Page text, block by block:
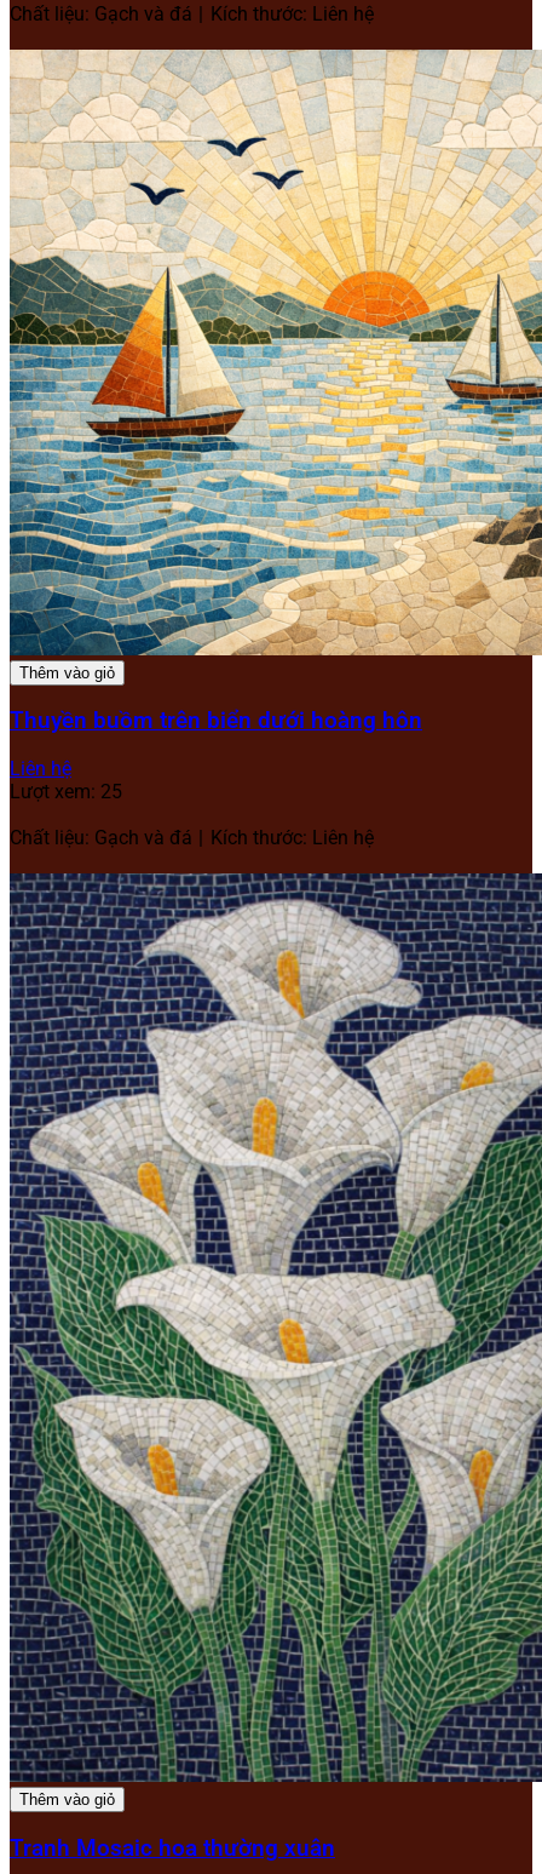
Chất liệu: Gạch và đá
Kích thước: Liên hệ
Thêm vào giỏ
Thuyền buồm trên biển dưới hoàng hôn
Liên hệ
Lượt xem: 25
Chất liệu: Gạch và đá
Kích thước: Liên hệ
Thêm vào giỏ
Tranh Mosaic hoa thường xuân